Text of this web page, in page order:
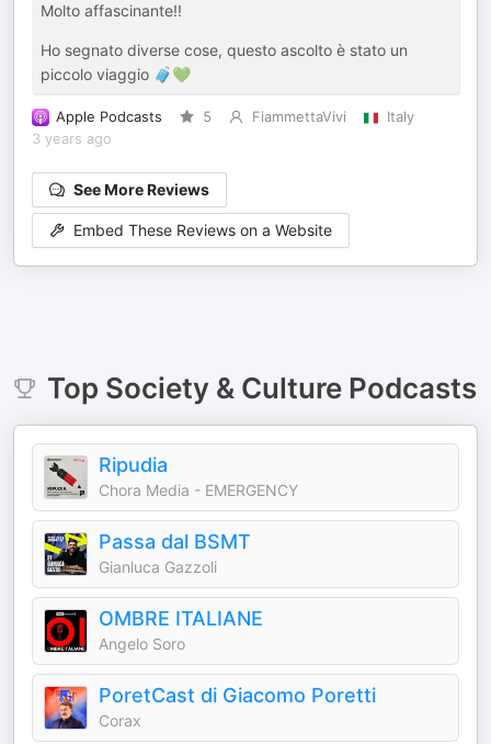
Molto affascinante!!
Ho segnato diverse cose, questo ascolto è stato un
piccolo viaggio 🧳💚
Apple Podcasts 5 FiammettaVivi
Italy
3 years ago
See More Reviews
Embed These Reviews on a Website
Top Society & CulturePodcasts
Ripudia
Chora Media - EMERGENCY
Passa dal BSMT
Gianluca Gazzoli
OMBRE ITALIANE
Angelo Soro
PoretCast di Giacomo Poretti
Corax